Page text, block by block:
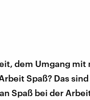
dem Umgang mit
Spaß? Das
Spaß bei der